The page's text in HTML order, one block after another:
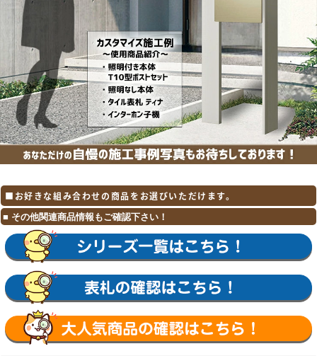
■お好きな組み合わせの商品をお選びいただけます。